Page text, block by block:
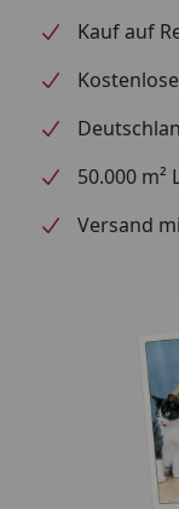
Einfachheit in
Die
besonders
Wartung
Filterkörbe mit
Flüsterleise
Dank
Außenfilter
Wasser klar,
angenehm
Kauf auf
50.000 m²
Versand